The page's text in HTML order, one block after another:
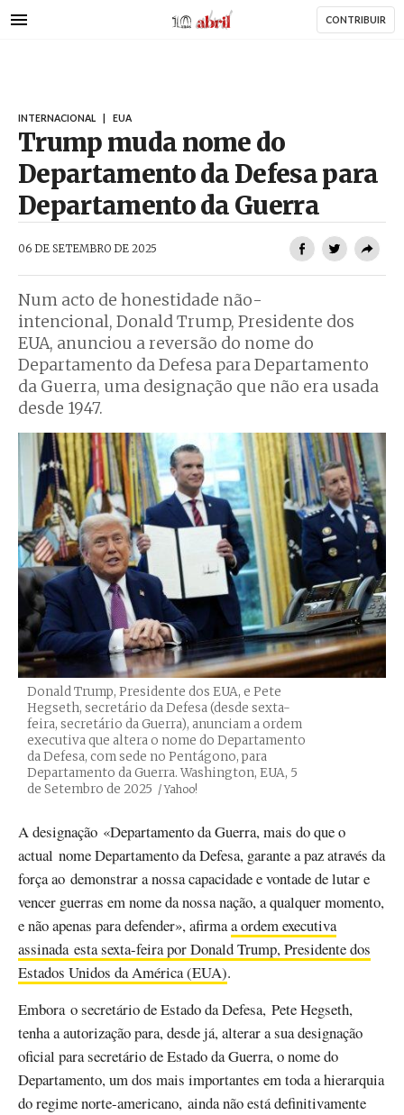
para
AbrilAbril CONTRIBUIR
INTERNACIONAL EUA
Trump muda nome do
Departamento da Defesa para
Departamento da Guerra
06 DE SETEMBRO DE 2025
Num acto de honestidade não-
intencional, Donald Trump, Presidente dos
EUA, anunciou a reversão do nome do
Departamento da Defesa para Departamento
da Guerra, uma designação que não era usada
desde 1947.
Donald Trump, Presidente dos EUA, e Pete
Hegseth, secretário da Defesa (desde sexta-
feira, secretário da Guerra), anunciam a ordem
executiva que altera o nome do Departamento
da Defesa, com sede no Pentágono, para
Departamento da Guerra. Washington, EUA, 5
de Setembro de 2025 Créditos
/ Yahoo!
A designação «Departamento da Guerra, mais do que o
actual nome Departamento da Defesa, garante a paz através da
força ao demonstrar a nossa capacidade e vontade de lutar e
vencer guerras em nome da nossa nação, a qualquer momento,
e não apenas para defender», afirmaa ordem executiva
assinada esta sexta-feira por Donald Trump, Presidente dos
Estados Unidos da América (EUA).
Embora o secretário de Estado da Defesa, Pete Hegseth,
tenha a autorização para, desde já, alterar a sua designação
oficial para secretário de Estado da Guerra, o nome do
Departamento, um dos mais importantes em toda a hierarquia
do regime norte-americano, ainda não está definitivamente